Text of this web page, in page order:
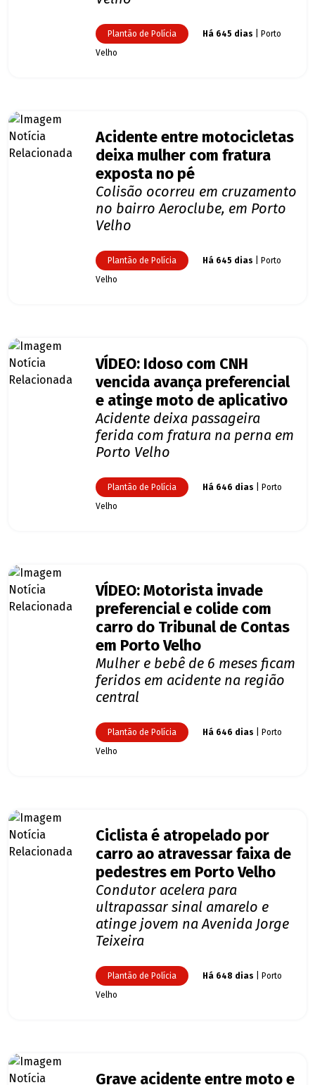
Plantão de Polícia Há 645 dias | Porto
Velho
Acidente entre motocicletas
deixa mulher com fratura
exposta no pé
Colisão ocorreu em cruzamento
no bairro Aeroclube, em Porto
Velho
Plantão de Polícia Há 645 dias | Porto
Velho
VÍDEO: Idoso com CNH
vencida avança preferencial
e atinge moto de aplicativo
Acidente deixa passageira
ferida com fratura na perna em
Porto Velho
Plantão de Polícia Há 646 dias | Porto
Velho
VÍDEO: Motorista invade
preferencial e colide com
carro do Tribunal de Contas
em Porto Velho
Mulher e bebê de 6 meses ficam
feridos em acidente na região
central
Plantão de Polícia Há 646 dias | Porto
Velho
Ciclista é atropelado por
carro ao atravessar faixa de
pedestres em Porto Velho
Condutor acelera para
ultrapassar sinal amarelo e
atinge jovem na Avenida Jorge
Teixeira
Plantão de Polícia Há 648 dias | Porto
Velho
Grave acidente entre moto e